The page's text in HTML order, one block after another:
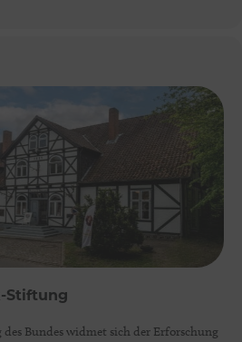
Stiftung
Bundes widmet sich der Erforschung